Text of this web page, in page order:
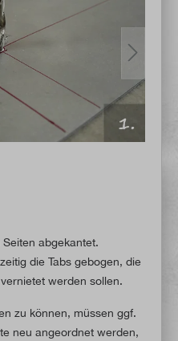
abgekantet.
die Tabs gebogen, die
werden sollen.
zu können, müssen ggf.
neu angeordnet werden,